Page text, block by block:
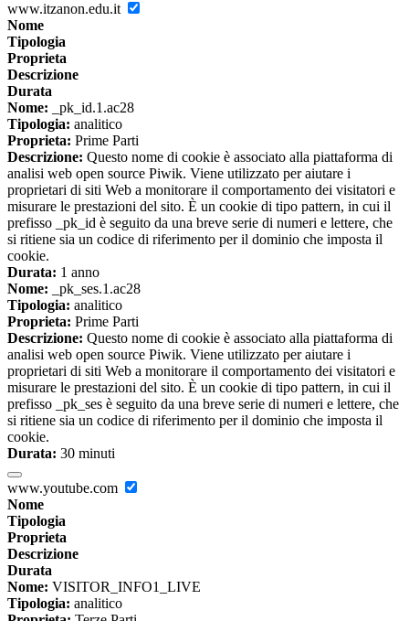
www.itzanon.edu.it
Nome
Tipologia
Proprieta
Descrizione
Durata
Nome: _pk_id.1.ac28
Tipologia: analitico
Proprieta: Prime Parti
Descrizione: Questo nome di cookie è associato alla piattaforma di
analisi web open source Piwik. Viene utilizzato per aiutare i
proprietari di siti Web a monitorare il comportamento dei visitatori e
misurare le prestazioni del sito. È un cookie di tipo pattern, in cui il
prefisso _pk_id è seguito da una breve serie di numeri e lettere, che
si ritiene sia un codice di riferimento per il dominio che imposta il
cookie.
Durata: 1 anno
Nome: _pk_ses.1.ac28
Tipologia: analitico
Proprieta: Prime Parti
Descrizione: Questo nome di cookie è associato alla piattaforma di
analisi web open source Piwik. Viene utilizzato per aiutare i
proprietari di siti Web a monitorare il comportamento dei visitatori e
misurare le prestazioni del sito. È un cookie di tipo pattern, in cui il
prefisso _pk_ses è seguito da una breve serie di numeri e lettere, che
si ritiene sia un codice di riferimento per il dominio che imposta il
cookie.
Durata: 30 minuti
www.youtube.com
Nome
Tipologia
Proprieta
Descrizione
Durata
Nome: VISITOR_INFO1_LIVE
Tipologia: analitico